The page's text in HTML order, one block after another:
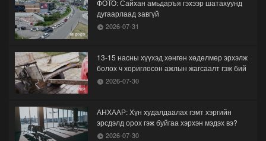
ФОТО: Сайхан амьдаръя гэхээр шатахуунд
дугаарлаад завгүй
2026-07-31
13-15 насны хүүхэд хөнгөн хөдөлмөр эрхэлж
болох ч хориглосон ажлын жагсаалт гэж бий
2026-07-30
АНХААР: Хүн худалдаалах гэмт хэргийн
эрсдэлд орох гэж буйгаа хэрхэн мэдэх вэ?
2026-07-30